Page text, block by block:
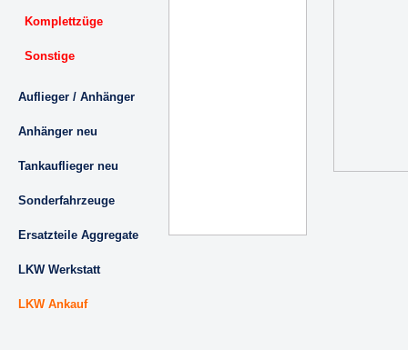
Komplettzüge
Sonstige
Auflieger / Anhänger
Anhänger neu
Tankauflieger neu
Sonderfahrzeuge
Ersatzteile Aggregate
LKW Werkstatt
LKW Ankauf